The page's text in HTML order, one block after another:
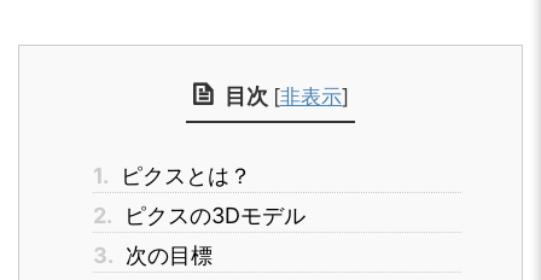
目次 [非表示]
1.
ピクスとは？
2.
ピクスの3Dモデル
3. 次の目標